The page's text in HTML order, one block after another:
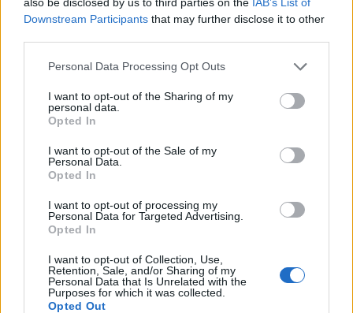
Downstream Participants that may further disclose it to other
Personal Data Processing Opt Outs
I want to opt-out of the Sharing of my
personal data.
Opted In
I want to opt-out of the Sale of my
Personal Data.
Opted In
I want to opt-out of processing my
Personal Data for Targeted Advertising.
Opted In
I want to opt-out of Collection, Use,
Retention, Sale, and/or Sharing of my
Personal Data that Is Unrelated with the
Purposes for which it was collected.
Opted Out
5 de Diciembre del 2009
hola , en ebay tienes unos cuantos que los venden en alemania ,
Meine eBay Welt: vw-audi-ersatzteile